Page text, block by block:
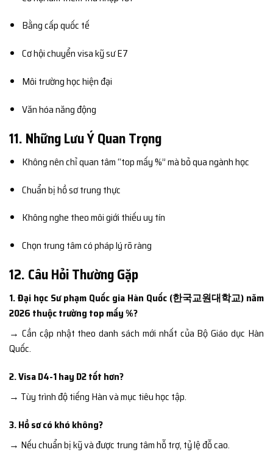
Bằng cấp quốc tế
Cơ hội chuyển visa kỹ sư E7
Môi trường học hiện đại
Văn hóa năng động
11. Những Lưu Ý Quan Trọng
Không nên chỉ quan tâm “top mấy %” mà bỏ qua ngành học
Chuẩn bị hồ sơ trung thực
Không nghe theo môi giới thiếu uy tín
Chọn trung tâm có pháp lý rõ ràng
12. Câu Hỏi Thường Gặp
1. Đại học Sư phạm Quốc gia Hàn Quốc (한국교원대학교) năm
2026 thuộc trường top mấy %?
→ Cần cập nhật theo danh sách mới nhất của Bộ Giáo dục Hàn
Quốc.
2. Visa D4-1 hay D2 tốt hơn?
→ Tùy trình độ tiếng Hàn và mục tiêu học tập.
3. Hồ sơ có khó không?
→ Nếu chuẩn bị kỹ và được trung tâm hỗ trợ, tỷ lệ đỗ cao.